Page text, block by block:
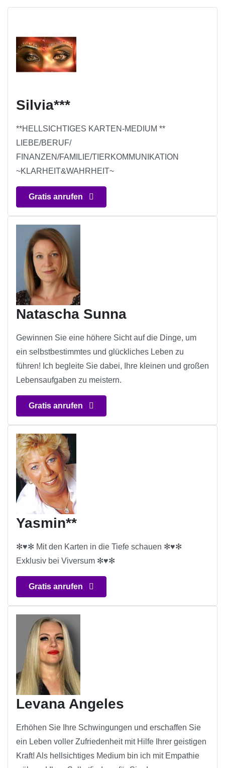
Silvia***
**HELLSICHTIGES KARTEN-MEDIUM **
LIEBE/BERUF/
FINANZEN/FAMILIE/TIERKOMMUNIKATION
~KLARHEIT&WAHRHEIT~
Gratis anrufen
Natascha Sunna
Gewinnen Sie eine höhere Sicht auf die Dinge, um
ein selbstbestimmtes und glückliches Leben zu
führen! Ich begleite Sie dabei, Ihre kleinen und großen
Lebensaufgaben zu meistern.
Gratis anrufen
Yasmin**
✻♥✻ Mit den Karten in die Tiefe schauen ✻♥✻
Exklusiv bei Viversum ✻♥✻
Gratis anrufen
Levana Angeles
Erhöhen Sie Ihre Schwingungen und erschaffen Sie
ein Leben voller Zufriedenheit mit Hilfe Ihrer geistigen
Kraft! Als hellsichtiges Medium bin ich mit Empathie